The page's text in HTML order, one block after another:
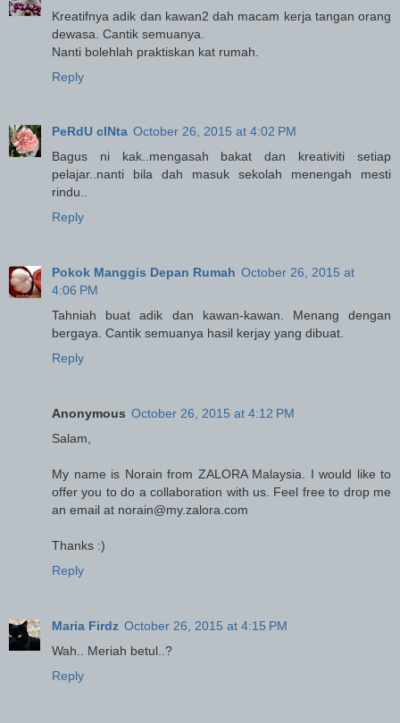
Kreatifnya adik dan kawan2 dah macam kerja tangan orang
dewasa. Cantik semuanya.
Nanti bolehlah praktiskan kat rumah.
Reply
PeRdU cINta October 26, 2015 at 4:02 PM
Bagus ni kak..mengasah bakat dan kreativiti setiap
pelajar..nanti bila dah masuk sekolah menengah mesti
rindu..
Reply
Pokok Manggis Depan Rumah October 26, 2015 at
4:06 PM
Tahniah buat adik dan kawan-kawan. Menang dengan
bergaya. Cantik semuanya hasil kerjay yang dibuat.
Reply
Anonymous October 26, 2015 at 4:12 PM
Salam,
My name is Norain from ZALORA Malaysia. I would like to
offer you to do a collaboration with us. Feel free to drop me
an email at norain@my.zalora.com
Thanks :)
Reply
Maria Firdz October 26, 2015 at 4:15 PM
Wah.. Meriah betul..?
Reply